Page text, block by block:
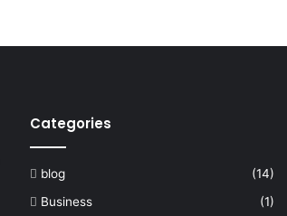
Categories
blog
(14)
Business
(1)